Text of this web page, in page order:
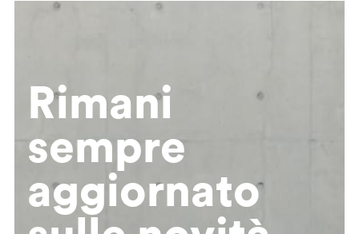
Rimani
sempre
aggiornato